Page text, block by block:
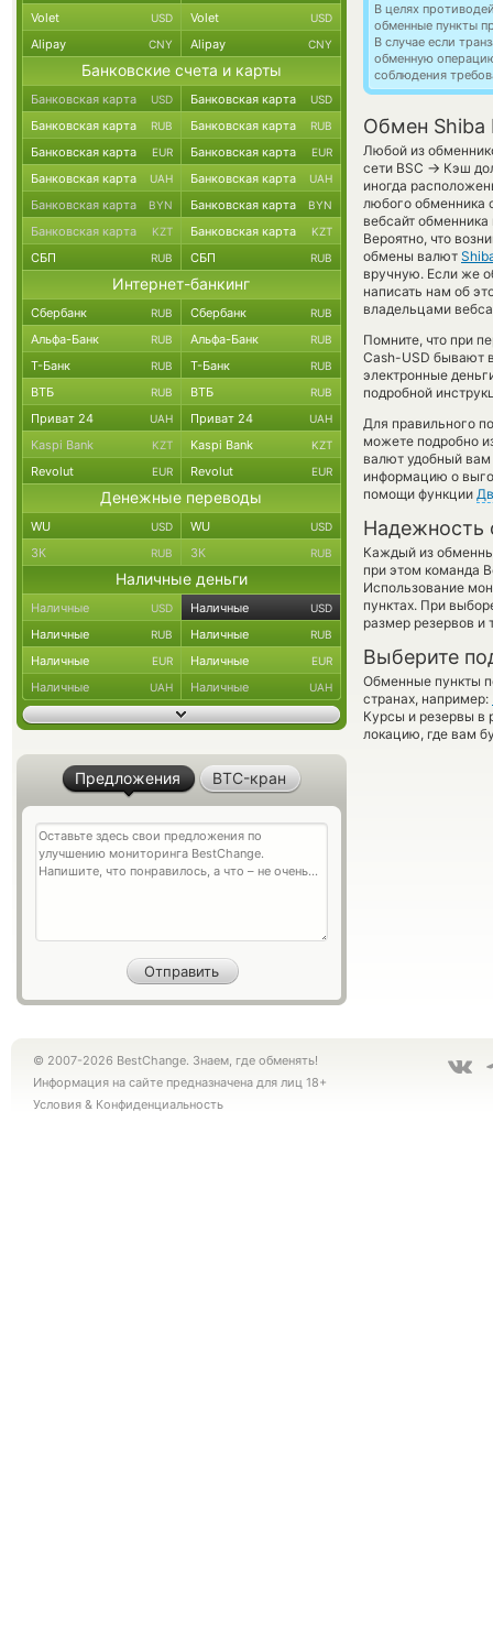
В целях
обменные пункты
В случае если
обменную
соблюдения
Обмен Shiba
Любой из
сети BSC → Кэш
иногда
любого обменника
вебсайт
Вероятно, что
обмены валют
вручную. Если же
написать нам об
владельцами
Помните, что при
Cash-USD бывают
электронные
подробной
Для правильного
можете подробно
валют удобный вам
информацию о
помощи функции
Надежность
Каждый из
при этом команда
Использование
пунктах. При
размер резервов и
Выберите
Обменные пункты
странах, например:
Курсы и резервы в
локацию, где вам
Volet USD Volet USD
Alipay CNY Alipay CNY
Банковские счета и карты
Банковская карта USD Банковская карта USD
Банковская карта RUB Банковская карта RUB
Банковская карта EUR Банковская карта EUR
Банковская карта UAH Банковская карта UAH
Банковская карта BYN Банковская карта BYN
Банковская карта KZT Банковская карта KZT
СБП RUB СБП RUB
Интернет-банкинг
Сбербанк RUB Сбербанк RUB
Альфа-Банк RUB Альфа-Банк RUB
Т-Банк RUB Т-Банк RUB
ВТБ RUB ВТБ RUB
Приват 24 UAH Приват 24 UAH
Kaspi Bank KZT Kaspi Bank KZT
Revolut EUR Revolut EUR
Денежные переводы
WU USD WU USD
ЗК RUB ЗК RUB
Наличные деньги
Наличные USD Наличные USD
Наличные RUB Наличные RUB
Наличные EUR Наличные EUR
Наличные UAH Наличные UAH
Предложения BTC-кран
© 2007-2026 BestChange. Знаем, где обменять!
Информация на сайте предназначена для лиц 18+
Условия & Конфиденциальность